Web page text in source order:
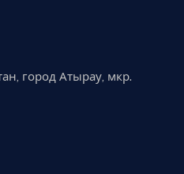
город Атырау, мкр.